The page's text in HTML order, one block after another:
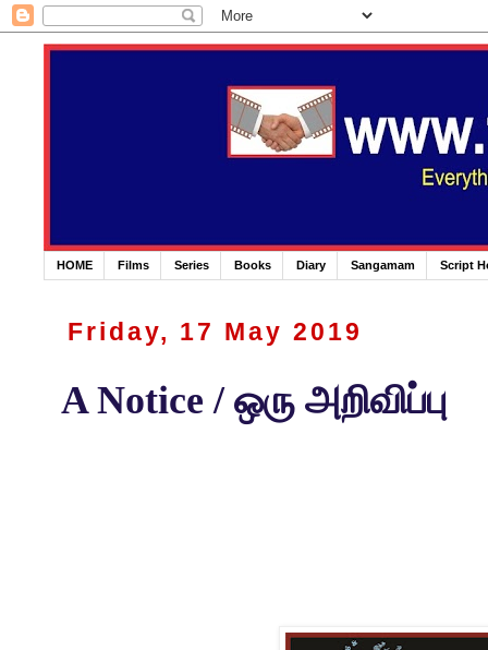
HOME Films Series Books Diary Sangamam Script
Friday, 17 May 2019
A Notice / ஒரு அறிவிப்பு